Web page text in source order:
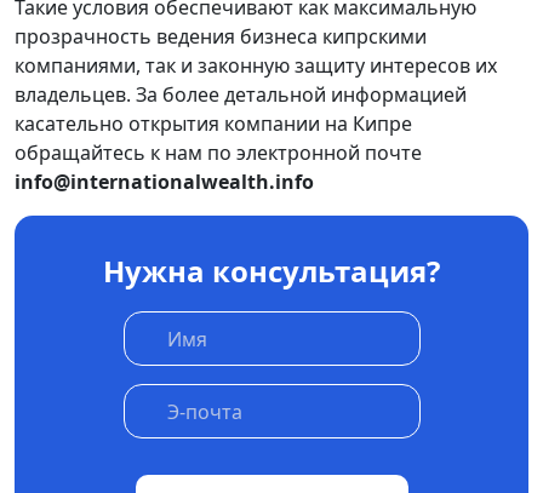
Такие условия обеспечивают как максимальную
прозрачность ведения бизнеса кипрскими
компаниями, так и законную защиту интересов их
владельцев. За более детальной информацией
касательно открытия компании на Кипре
обращайтесь к нам по электронной почте
info@internationalwealth.info
Нужна консультация?